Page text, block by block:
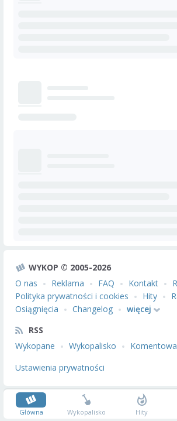
WYKOP © 2005-2026
O nas
Reklama FAQ Kontakt
Polityka prywatności i cookies
Hity
Osiągnięcia
Changelog
więcej
RSS
Wykopane
Wykopalisko
Ustawienia prywatności
Główna Wykopalisko Hity